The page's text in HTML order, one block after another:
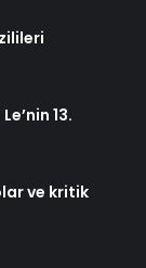
13.
ve kritik